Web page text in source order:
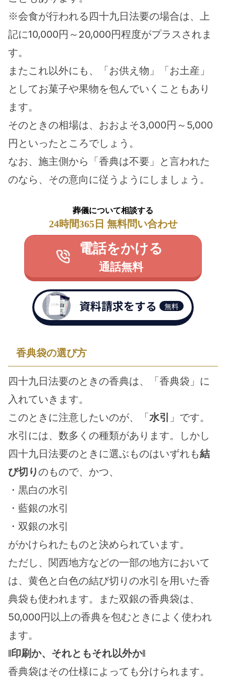
※会食が行われる四十九日法要の場合は、上
記に10,000円～20,000円程度がプラスされま
す。
またこれ以外にも、「お供え物」「お土産」
としてお菓子や果物を包んでいくこともあり
ます。
そのときの相場は、おおよそ3,000円～5,000
円といったところでしょう。
なお、施主側から「香典は不要」と言われた
のなら、その意向に従うようにしましょう。
葬儀について相談する
24時間365日 無料問い合わせ
電話をかける
通話無料
資料請求をする 無料
香典袋の選び方
四十九日法要のときの香典は、「香典袋」に
入れていきます。
このときに注意したいのが、「水引
」です。
水引には、数多くの種類があります。しかし
四十九日法要のときに選ぶものはいずれも結
び切りのもので、かつ、
・黒白の水引
・藍銀の水引
・双銀の水引
がかけられたものと決められています。
ただし、関西地方などの一部の地方において
は、黄色と白色の結び切りの水引を用いた香
典袋も使われます。また双銀の香典袋は、
50,000円以上の香典を包むときによく使われ
ます。
‖印刷か、それともそれ以外か‖
香典袋はその仕様によっても分けられます。